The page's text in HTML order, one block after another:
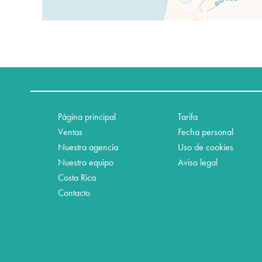
Página principal
Ventas
Nuestra agencia
Nuestro equipo
Costa Rica
Contacto
Tarifa
Fecha personal
Uso de cookies
Aviso legal